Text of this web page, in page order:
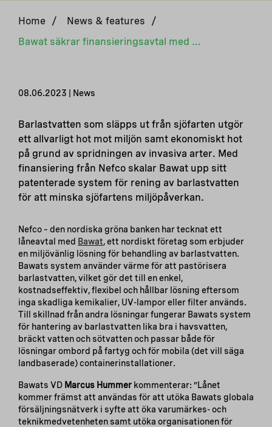
Home / News & features
/
Bawat säkrar finansieringsavtal med Nefco för att skala upp sin verksamhet inom system för hantering av barlastvatten
08.06.2023 | News
Barlastvatten som släpps ut från sjöfarten utgör
ett allvarligt hot mot miljön samt ekonomiskt hot
på grund av spridningen av invasiva arter. Med
finansiering från Nefco skalar Bawat upp sitt
patenterade system för rening av barlastvatten
för att minska sjöfartens miljöpåverkan.
Nefco – den nordiska gröna banken har tecknat ett
låneavtal med Bawat,ett nordiskt företag som erbjuder
en miljövänlig lösning för behandling av barlastvatten.
Bawats system använder värme för att pastörisera
barlastvatten, vilket gör det till en enkel,
kostnadseffektiv, flexibel och hållbar lösning eftersom
inga skadliga kemikalier, UV-lampor eller filter används.
Till skillnad från andra lösningar fungerar Bawats system
för hantering av barlastvatten lika bra i havsvatten,
bräckt vatten och sötvatten och passar både för
lösningar ombord på fartyg och för mobila (det vill säga
landbaserade) containerinstallationer.
Bawats VD Marcus Hummer kommenterar: ”Lånet
kommer främst att användas för att utöka Bawats globala
försäljningsnätverk i syfte att öka varumärkes- och
teknikmedvetenheten samt utöka organisationen för